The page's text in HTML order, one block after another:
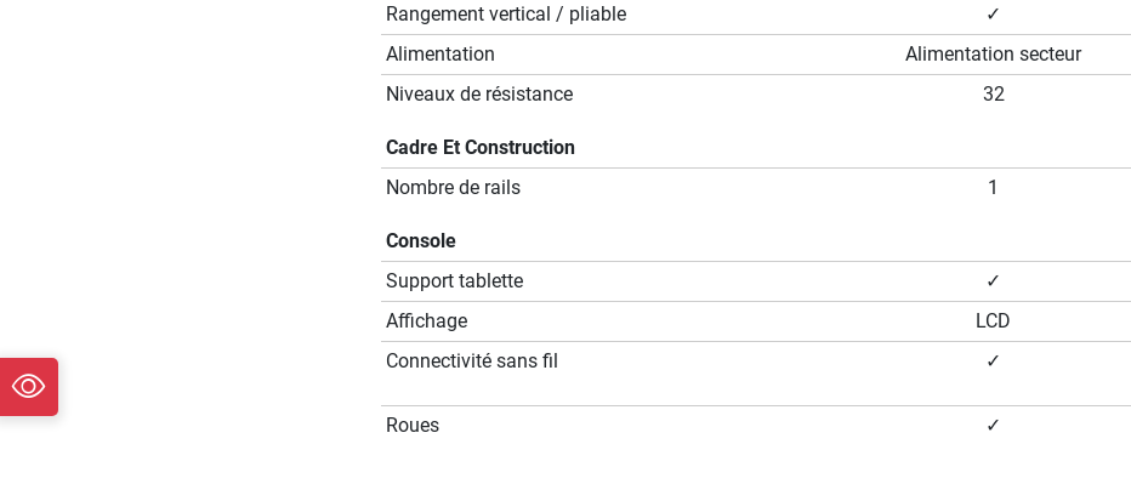
Rangement vertical / pliable
✓
Alimentation
Alimentation secteur
Niveaux de résistance
32
Cadre Et Construction
Nombre de rails
1
Console
Support tablette
✓
Affichage
LCD
Connectivité sans fil
✓
Roues ✓